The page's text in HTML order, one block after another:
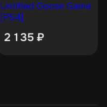
Untitled Goose Game
[PS4]
2 135 ₽